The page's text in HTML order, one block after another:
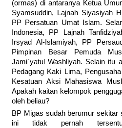
(ormas) di antaranya Ketua
Syamsuddin, Lajnah Siyasiyah
PP Persatuan Umat Islam.
Indonesia, PP Lajnah
Irsyad Al-Islamiyah, PP
Pimpinan Besar Pemuda
Jami`yatul Washliyah. Selain itu
Pedagang Kaki Lima,
Kesatuan Aksi Mahasiswa
Apakah kaitan kelompok
oleh beliau?
BP Migas sudah berumur sekitar
ini tidak pernah